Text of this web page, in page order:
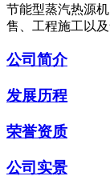
节能型蒸汽热源
售、工程施工以
公司简介
发展历程
荣誉资质
公司实景